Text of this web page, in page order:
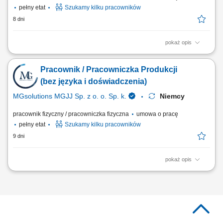
pełny etat
Szukamy kilku pracowników
8 dni
pokaż opis
Na czym polega praca? Zbieranie i kompletowanie zamówień
magazynowych. Pakowanie produktów i prace pomocnicze. Praca w
nowoczesnym centrum logistycznym z systemem w języku polskim.
Pracownik / Pracowniczka Produkcji
(bez języka i doświadczenia)
MGsolutions MGJJ Sp. z o. o. Sp. k. Niemcy
pracownik fizyczny / pracowniczka fizyczna
umowa o pracę
pełny etat
Szukamy kilku pracowników
9 dni
pokaż opis
Opis stanowiska: Realizowanie lekkich czynności pomocniczych przy